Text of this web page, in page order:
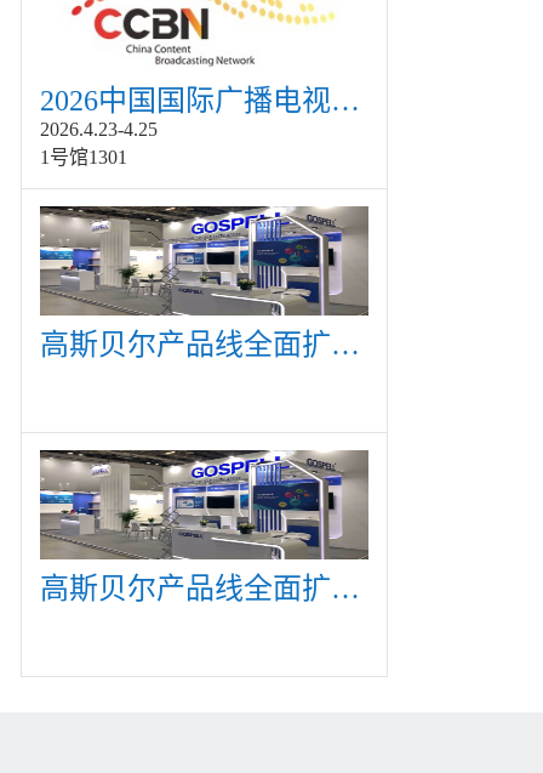
2026中国国际广播电视信息网络展览会展
2026.4.23-4.25
1号馆1301
高斯贝尔产品线全面扩展，众多新产品亮相CommunicAsia 2019
高斯贝尔产品线全面扩展，众多新产品亮相CommunicAsia 2019